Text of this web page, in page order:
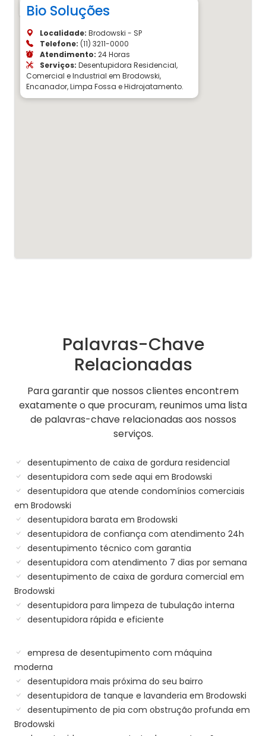
Bio Soluções
Localidade: Brodowski - SP
Telefone: (11) 3211-0000
Atendimento: 24 Horas
Serviços: Desentupidora Residencial,
Comercial e Industrial em Brodowski,
Encanador, Limpa Fossa e Hidrojatamento.
Palavras-Chave
Relacionadas
Para garantir que nossos clientes encontrem
exatamente o que procuram, reunimos uma lista
de palavras-chave relacionadas aos nossos
serviços.
desentupimento de caixa de gordura residencial
desentupidora com sede aqui em Brodowski
desentupidora que atende condomínios comerciais
em Brodowski
desentupidora barata em Brodowski
desentupidora de confiança com atendimento 24h
desentupimento técnico com garantia
desentupidora com atendimento 7 dias por semana
desentupimento de caixa de gordura comercial em
Brodowski
desentupidora para limpeza de tubulação interna
desentupidora rápida e eficiente
empresa de desentupimento com máquina
moderna
desentupidora mais próxima do seu bairro
desentupidora de tanque e lavanderia em Brodowski
desentupimento de pia com obstrução profunda em
Brodowski